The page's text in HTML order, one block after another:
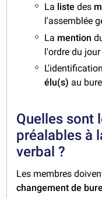
La liste des
l'assemblée
La mention
l'ordre du jour
élu(s) au
Quelles sont
préalables à
verbal ?
Les membres
changement de